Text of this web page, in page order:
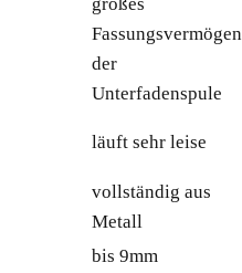
Fassungsvermögen
der
Unterfadenspule
läuft sehr leise
vollständig aus
Metall
bis 9mm